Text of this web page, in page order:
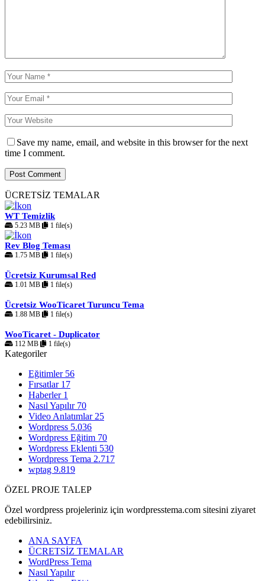
Save my name, email, and website in this browser for the next
time I comment.
ÜCRETSİZ TEMALAR
WT Temizlik
5.23 MB 1 file(s)
Rev Blog Teması
1.75 MB 1 file(s)
Ücretsiz Kurumsal Red
1.01 MB 1 file(s)
Ücretsiz WooTicaret Turuncu Tema
1.88 MB 1 file(s)
WooTicaret - Duplicator
112 MB 1 file(s)
Kategoriler
Eğitimler 56
Fırsatlar 17
Haberler 1
Nasıl Yapılır 70
Video Anlatımlar 25
Wordpress 5.036
Wordpress Eğitim 70
Wordpress Eklenti 530
Wordpress Tema 2.717
wptag 9.819
ÖZEL PROJE TALEP
Özel wordpress projeleriniz için wordpresstema.com sitesini ziyaret
edebilirsiniz.
ANA SAYFA
ÜCRETSİZ TEMALAR
WordPress Tema
Nasıl Yapılır